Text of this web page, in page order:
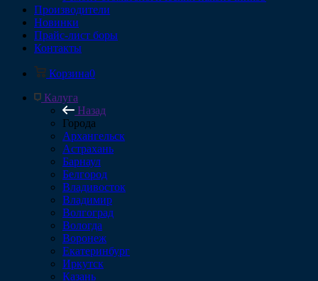
Производители
Новинки
Прайс-лист боры
Контакты
Корзина0
Калуга
Назад
Города
Архангельск
Астрахань
Барнаул
Белгород
Владивосток
Владимир
Волгоград
Вологда
Воронеж
Екатеринбург
Иркутск
Казань